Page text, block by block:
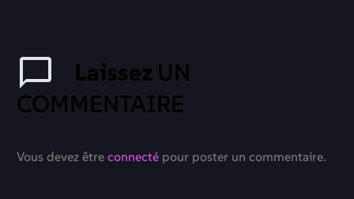
Laissez UN
COMMENTAIRE
Vous devez être connecté pour poster un commentaire.